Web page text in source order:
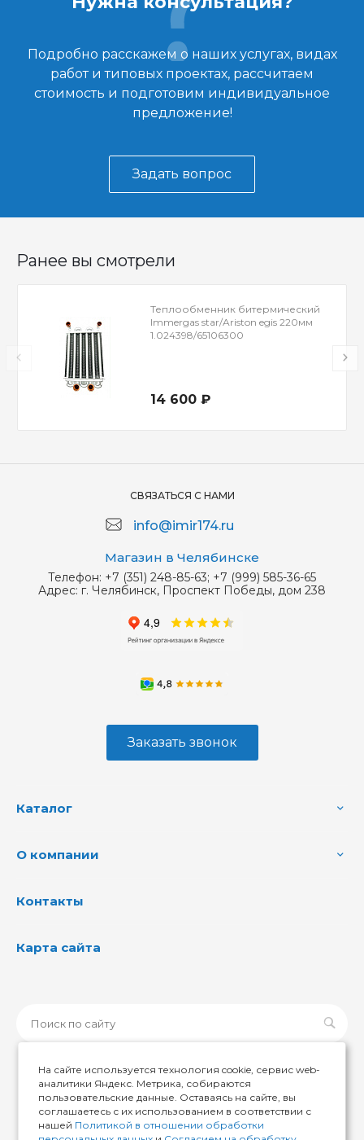
Подробно расскажем о наших услугах, видах
работ и типовых проектах, рассчитаем
стоимость и подготовим индивидуальное
предложение!
Задать вопрос
Ранее вы смотрели
Теплообменник битермический
Immergas star/Ariston egis 220мм
1.024398/65106300
14 600 ₽
СВЯЗАТЬСЯ С НАМИ
info@imir174.ru
Магазин в Челябинске
Телефон: +7 (351) 248-85-63; +7 (999) 585-36-65
Адрес: г. Челябинск, Проспект Победы, дом 238
Заказать звонок
Каталог
О компании
Контакты
Карта сайта
© 2026 ИМИР174, Все права защищены
На сайте используется технология cookie, сервис web-
аналитики Яндекс. Метрика, собираются
пользовательские данные. Оставаясь на сайте, вы
соглашаетесь с их использованием в соответствии с
нашей Политикой в отношении обработки